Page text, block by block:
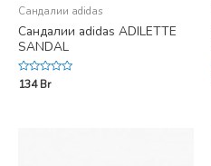
Сандалии adidas
Сандалии adidas ADILETTE
SANDAL
Rated
0134Br